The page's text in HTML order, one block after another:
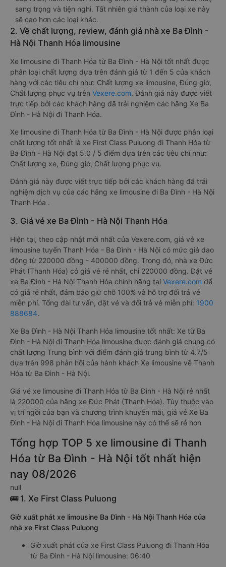
sang trọng và tiện nghi. Tất nhiên giá thành của loại xe này
sẽ cao hơn các loại khác.
2. Về chất lượng, review, đánh giá nhà xe Ba Đình -
Hà Nội Thanh Hóa limousine
Xe limousine đi Thanh Hóa từ Ba Đình - Hà Nội tốt nhất được
phân loại chất lượng dựa trên đánh giá từ 1 đến 5 của khách
hàng với các tiêu chí như: Chất lượng xe limousine, Đúng giờ,
Chất lượng phục vụ trên Vexere.com. Đánh giá này được viết
trực tiếp bởi các khách hàng đã trải nghiệm các hãng Xe Ba
Đình - Hà Nội đi Thanh Hóa.
Xe limousine đi Thanh Hóa từ Ba Đình - Hà Nội được phân loại
chất lượng tốt nhất là xe First Class Puluong đi Thanh Hóa từ
Ba Đình - Hà Nội đạt 5.0 / 5 điểm dựa trên các tiêu chí như:
Chất lượng xe, Đúng giờ, Chất lượng phục vụ.
Đánh giá này được viết trực tiếp bởi các khách hàng đã trải
nghiệm dịch vụ của các hãng xe limousine đi Ba Đình - Hà Nội
Thanh Hóa .
3. Giá vé xe Ba Đình - Hà Nội Thanh Hóa
Hiện tại, theo cập nhật mới nhất của Vexere.com, giá vé xe
limousine tuyến Thanh Hóa - Ba Đình - Hà Nội có mức giá dao
động từ 220000 đồng - 400000 đồng. Trong đó, nhà xe Đức
Phát (Thanh Hóa) có giá vé rẻ nhất, chỉ 220000 đồng. Đặt vé
xe Ba Đình - Hà Nội Thanh Hóa chính hãng tại Vexere.com để
có giá rẻ nhất, đảm bảo giữ chỗ 100% và hỗ trợ đổi trả vé
miễn phí. Tổng đài tư vấn, đặt vé và đổi trả vé miễn phí: 1900
888684.
Xe Ba Đình - Hà Nội Thanh Hóa limousine tốt nhất: Xe từ Ba
Đình - Hà Nội đi Thanh Hóa limousine được đánh giá chung có
chất lượng Trung bình với điểm đánh giá trung bình từ 4.7/5
dựa trên 998 phản hồi của hành khách Xe limousine về Thanh
Hóa từ Ba Đình - Hà Nội.
Giá vé xe limousine đi Thanh Hóa từ Ba Đình - Hà Nội rẻ nhất
là 220000 của hãng xe Đức Phát (Thanh Hóa). Tùy thuộc vào
vị trí ngồi của bạn và chương trình khuyến mãi, giá vé Xe Ba
Đình - Hà Nội đi Thanh Hóa limousine này có thể sẽ rẻ hơn
Tổng hợp TOP 5 xe limousine đi Thanh
Hóa từ Ba Đình - Hà Nội tốt nhất hiện
nay 08/2026
null
🚌 1. Xe First Class Puluong
Giờ xuất phát xe limousine Ba Đình - Hà Nội Thanh Hóa của
nhà xe First Class Puluong
Giờ xuất phát của xe First Class Puluong đi Thanh Hóa
từ Ba Đình - Hà Nội limousine: 06:40